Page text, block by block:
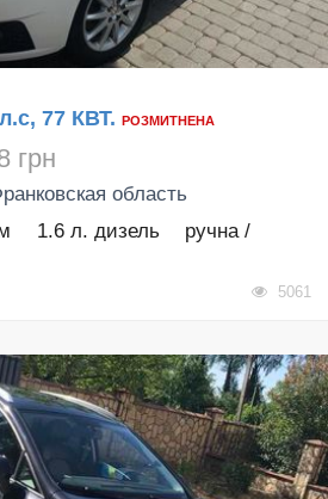
77 КВТ. РОЗМИТНЕНА
грн
область
1.6 л. дизель
ручна /
5061